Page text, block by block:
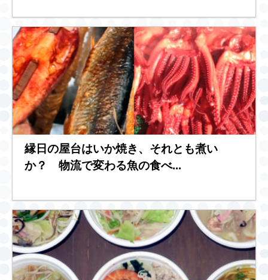
縁日の屋台はいか焼き、それとも煮い
か？ 物流で変わる魚の食べ...